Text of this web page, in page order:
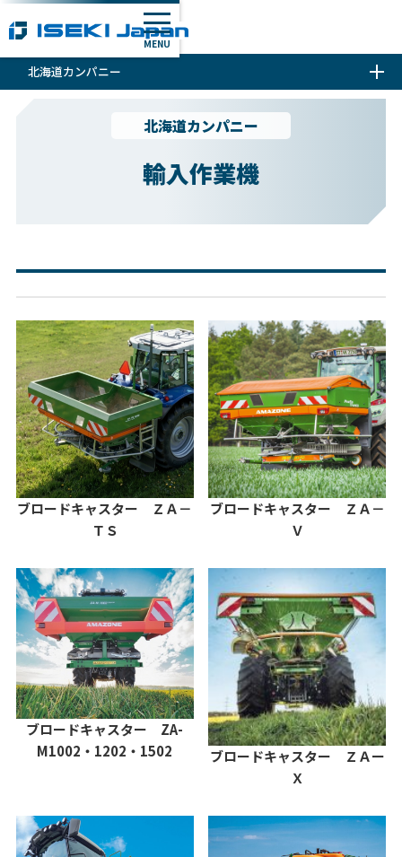
MENU
北海道カンパニー
輸入作業機
北海道カンパニー
ブロードキャスター ＺＡ－
ＴＳ
ブロードキャスター ＺＡ－
Ｖ
ブロードキャスター ZA-
M1002・1202・1502
ブロードキャスター ＺＡー
Ｘ